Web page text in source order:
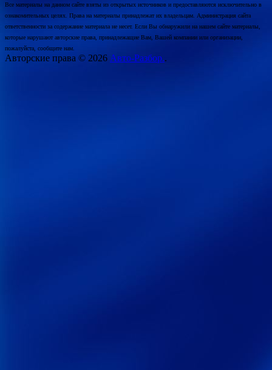
Все материалы на данном сайте взяты из открытых источников и предоставляются исключительно в
ознакомительных целях. Права на материалы принадлежат их владельцам. Администрация сайта
ответственности за содержание материала не несет. Если Вы обнаружили на нашем сайте материалы,
которые нарушают авторские права, принадлежащие Вам, Вашей компании или организации,
пожалуйста, сообщите нам.
Авторские права © 2026 Авто-Разбор..